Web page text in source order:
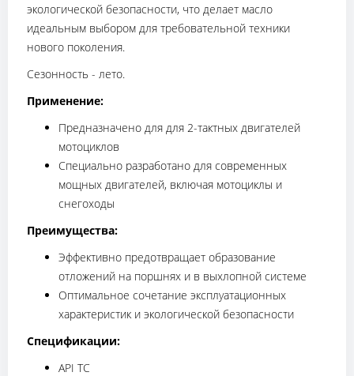
экологической безопасности, что делает масло
идеальным выбором для требовательной техники
нового поколения.
Сезонность - лето.
Применение:
Предназначено для для 2-тактных двигателей
мотоциклов
Специально разработано для современных
мощных двигателей, включая мотоциклы и
снегоходы
Преимущества:
Эффективно предотвращает образование
отложений на поршнях и в выхлопной системе
Оптимальное сочетание эксплуатационных
характеристик и экологической безопасности
Спецификации:
API TC